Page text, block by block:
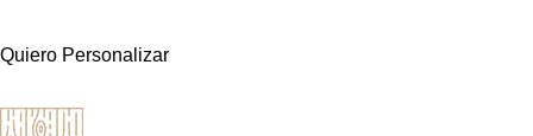
Quiero Personalizar